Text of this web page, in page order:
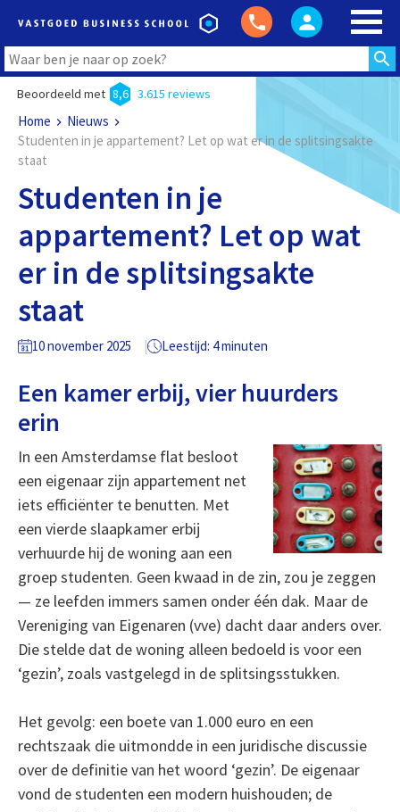
Beoordeeld met 8,6 3.615 reviews
Home
Nieuws
Studenten in je appartement? Let op wat er in de splitsingsakte
staat
Studenten in je
appartement? Let op wat
er in de splitsingsakte
staat
10 november 2025 Leestijd: 4 minuten
Een kamer erbij, vier huurders
erin
In een Amsterdamse flat besloot
een eigenaar zijn appartement net
iets efficiënter te benutten. Met
een vierde slaapkamer erbij
verhuurde hij de woning aan een
groep studenten. Geen kwaad in de zin, zou je zeggen
— ze leefden immers samen onder één dak. Maar de
Vereniging van Eigenaren (vve) dacht daar anders over.
Die stelde dat de woning alleen bedoeld is voor een
‘gezin’, zoals vastgelegd in de splitsingsstukken.
Het gevolg: een boete van 1.000 euro en een
rechtszaak die uitmondde in een juridische discussie
over de definitie van het woord ‘gezin’. De eigenaar
vond de studenten een modern huishouden; de